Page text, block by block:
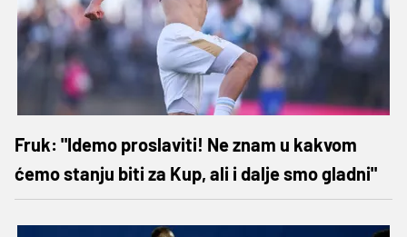
Fruk: "Idemo proslaviti! Ne znam u kakvom
ćemo stanju biti za Kup, ali i dalje smo gladni"